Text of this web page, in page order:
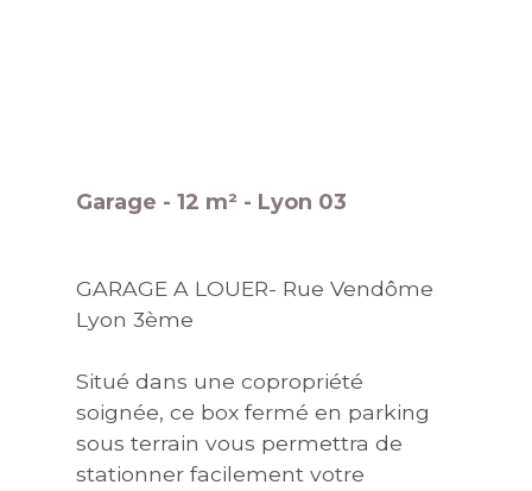
Garage - 12 m² - Lyon 03
GARAGE A LOUER- Rue Vendôme
Lyon 3ème
Situé dans une copropriété
soignée, ce box fermé en parking
sous terrain vous permettra de
stationner facilement votre